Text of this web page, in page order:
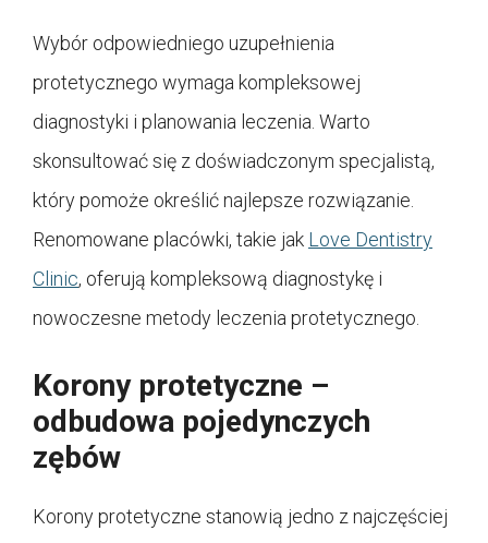
Wybór odpowiedniego uzupełnienia
protetycznego wymaga kompleksowej
diagnostyki i planowania leczenia. Warto
skonsultować się z doświadczonym specjalistą,
który pomoże określić najlepsze rozwiązanie.
Renomowane placówki, takie jak Love Dentistry
Clinic, oferują kompleksową diagnostykę i
nowoczesne metody leczenia protetycznego.
Korony protetyczne –
odbudowa pojedynczych
zębów
Korony protetyczne stanowią jedno z najczęściej